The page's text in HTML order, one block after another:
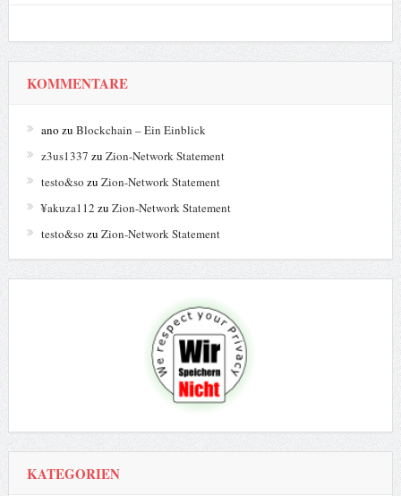
KOMMENTARE
ano zu Blockchain – Ein Einblick
z3us1337 zu Zion-Network Statement
testo&so zu Zion-Network Statement
¥akuza112 zu Zion-Network Statement
testo&so zu Zion-Network Statement
KATEGORIEN